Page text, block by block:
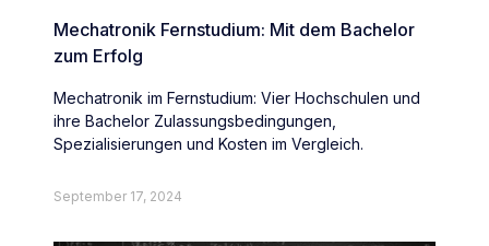
Mechatronik Fernstudium: Mit dem Bachelor
zum Erfolg
Mechatronik im Fernstudium: Vier Hochschulen und
ihre Bachelor Zulassungsbedingungen,
Spezialisierungen und Kosten im Vergleich.
September 17, 2024